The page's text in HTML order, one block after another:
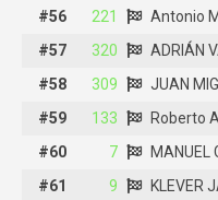
#56
221
Antonio
#57
320
ADRIÁN
#58
309
JUAN
#59
133
Roberto
#60
7
MANUEL
#61
9 KLEVER
#56
221
Antonio Muriel Guiteria
#57
320
ADRIÁN VALBUENA FERNANDEZ
#58
309
JUAN MIGUEL ROZAS ABRANTE
#59
133
Roberto Arias Gómez
#60
MANUEL GONZALEZ BAIGES
#61
KLEVER JAVIER ARCOS ZAPATA